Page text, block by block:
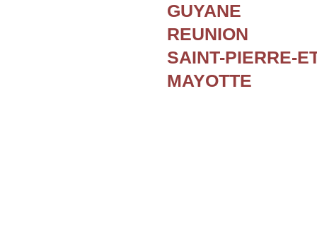
GUYANE
REUNION
SAINT-PIERRE-
MAYOTTE